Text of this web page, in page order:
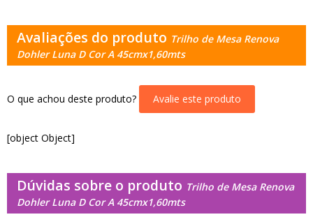
Avaliações do produto Trilho de Mesa Renova
Dohler Luna D Cor A 45cmx1,60mts
O que achou deste produto? Avalie este produto
[object Object]
Dúvidas sobre o produto Trilho de Mesa Renova
Dohler Luna D Cor A 45cmx1,60mts